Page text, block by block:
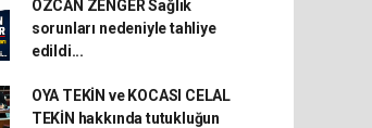
ÖZCAN ZENGER Sağlık
sorunları nedeniyle tahliye
edildi...
OYA TEKİN ve KOCASI CELAL
TEKİN hakkında tutukluğun